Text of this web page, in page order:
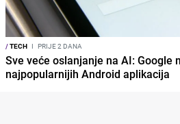
/TECH I PRIJE 2 DANA
Sve veće oslanjanje na AI: Google
najpopularnijih Android aplikacija